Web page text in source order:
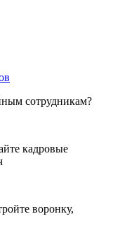
сотрудникам?
кадровые
воронку,